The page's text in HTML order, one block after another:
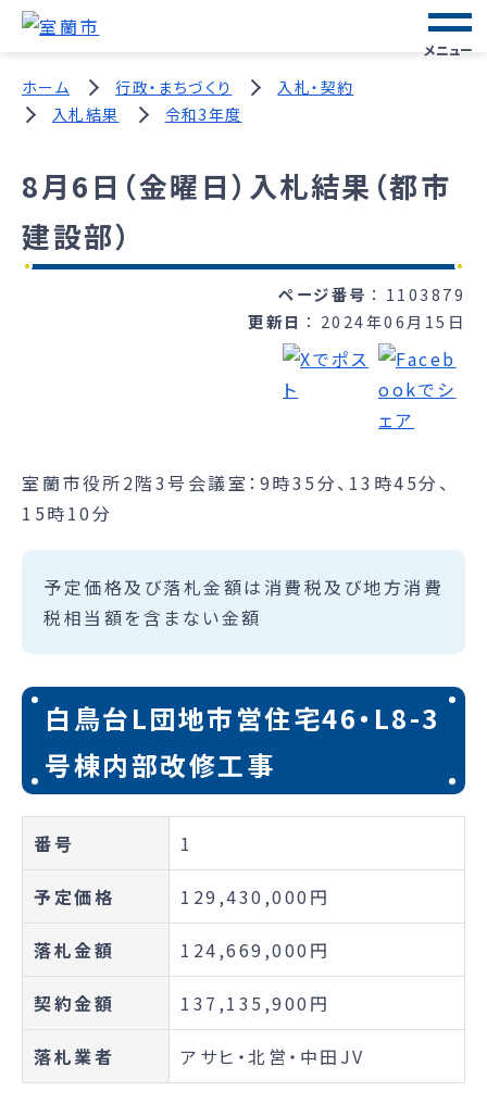
メニュー
ホーム 行政・まちづくり
入札・契約
入札結果
令和3年度
8月6日（金曜日）入札結果（都市
建設部）
ページ番号
1103879
更新日
2024年06月15日
室蘭市役所2階3号会議室：9時35分、13時45分、
15時10分
予定価格及び落札金額は消費税及び地方消費
税相当額を含まない金額
白鳥台L団地市営住宅46・L8-3
号棟内部改修工事
番号 1
予定価格 129,430,000円
落札金額 124,669,000円
契約金額 137,135,900円
落札業者 アサヒ・北営・中田JV